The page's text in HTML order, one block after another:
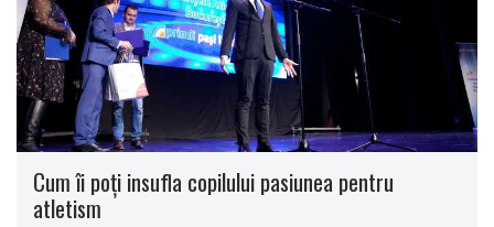
Cum îi poți insufla copilului pasiunea pentru
atletism